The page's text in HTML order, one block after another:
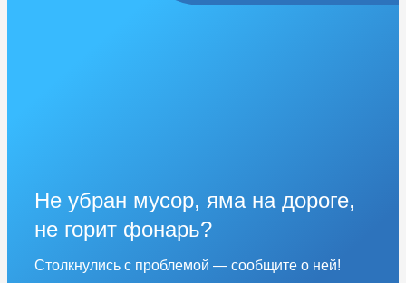
Не убран мусор, яма на дороге,
не горит фонарь?
Столкнулись с проблемой — сообщите о ней!